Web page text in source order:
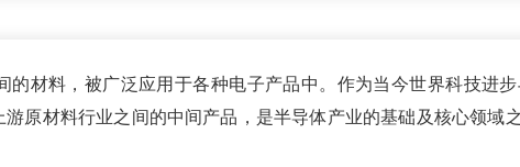
材料，被广泛应用于各种电子产品中。作为当今世界科技进
原材料行业之间的中间产品，是半导体产业的基础及核心领域